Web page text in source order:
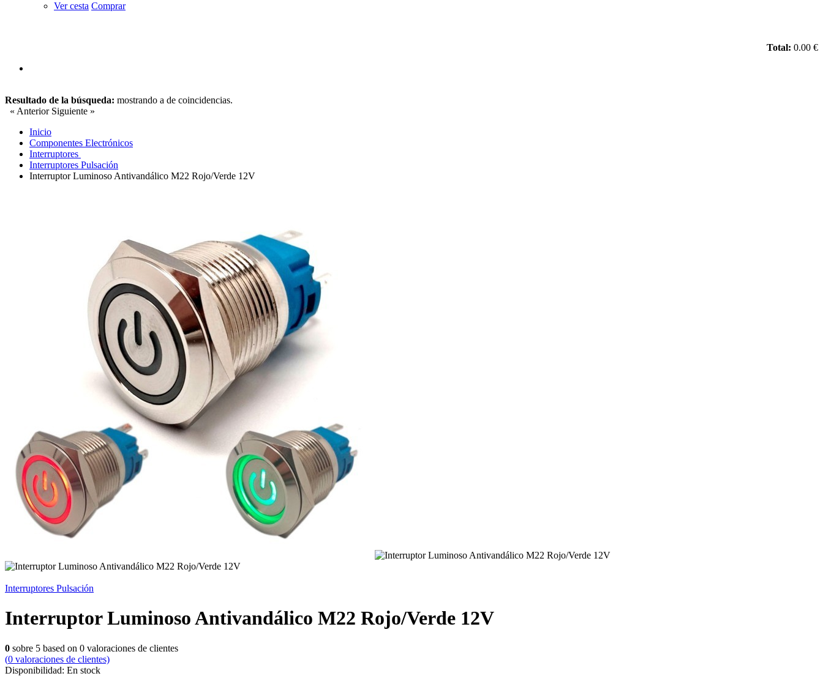
Ver cesta Comprar
Total: 0.00 €
Resultado de la búsqueda: mostrando a de coincidencias.
« Anterior Siguiente »
Inicio
Componentes Electrónicos
Interruptores
Interruptores Pulsación
Interruptor Luminoso Antivandálico M22 Rojo/Verde 12V
Interruptores Pulsación
Interruptor Luminoso Antivandálico M22 Rojo/Verde 12V
0 sobre 5 based on 0 valoraciones de clientes
(0 valoraciones de clientes)
Disponibilidad: En stock